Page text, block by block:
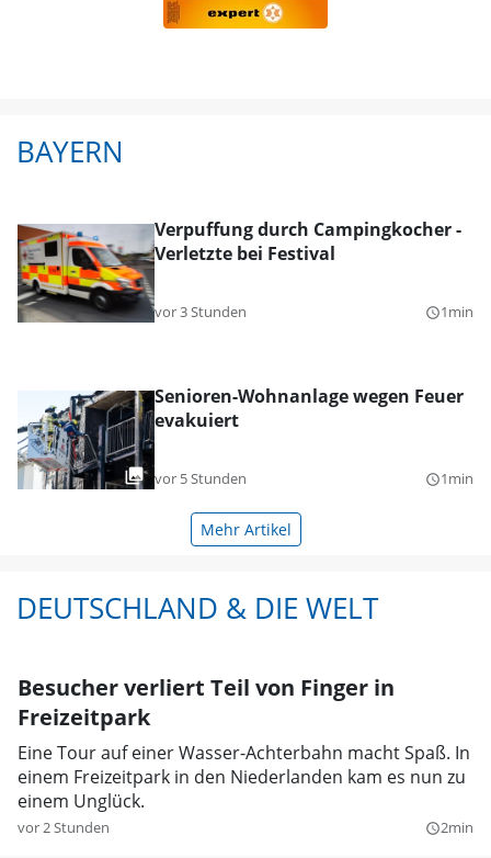
BAYERN
Verpuffung durch Campingkocher -
Verletzte bei Festival
vor 3 Stunden query_builder1min
Senioren-Wohnanlage wegen Feuer
evakuiert
vor 5 Stunden query_builder1min
Mehr Artikel
DEUTSCHLAND & DIE WELT
Besucher verliert Teil von Finger in
Freizeitpark
Eine Tour auf einer Wasser-Achterbahn macht Spaß. In
einem Freizeitpark in den Niederlanden kam es nun zu
einem Unglück.
vor 2 Stunden query_builder2min